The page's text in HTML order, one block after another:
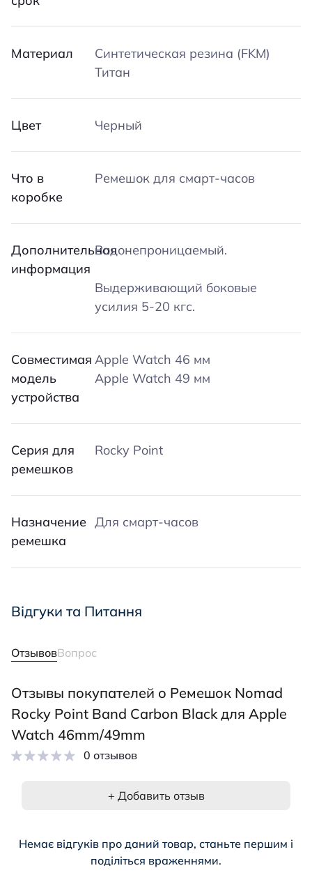
Материал
Синтетическая резина (FKM)
Титан
Цвет Черный
Что в
коробке
Ремешок для смарт-часов
Дополнительная
информация
Водонепроницаемый.
Выдерживающий боковые
усилия 5-20 кгс.
Совместимая
модель
устройства
Apple Watch 46 мм
Apple Watch 49 мм
Серия для
ремешков
Rocky Point
Назначение
ремешка
Для смарт-часов
Відгуки та Питання
ОтзывовВопрос
Отзывы покупателей о Ремешок Nomad
Rocky Point Band Carbon Black для Apple
Watch 46mm/49mm
0 отзывов
+ Добавить отзыв
Немає відгуків про даний товар, станьте першим і
поділіться враженнями.